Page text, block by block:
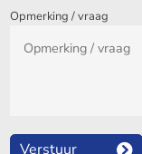
Opmerking / vraag
Verstuur